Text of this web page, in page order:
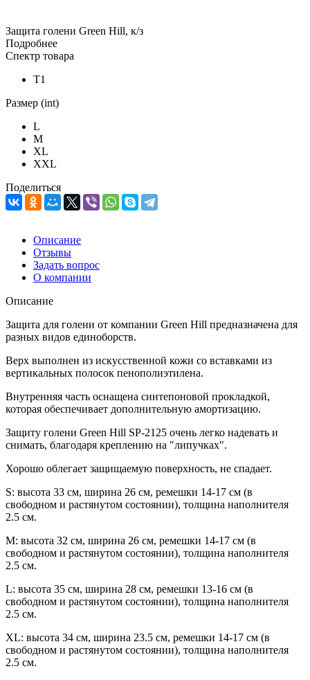
Защита голени Green Hill, к/з
Подробнее
Спектр товара
Т1
Размер (int)
L
M
XL
XXL
Поделиться
Описание
Отзывы
Задать вопрос
О компании
Описание
Защита для голени от компании Green Hill предназначена для
разных видов единоборств.
Верх выполнен из искусственной кожи со вставками из
вертикальных полосок пенополиэтилена.
Внутренняя часть оснащена синтепоновой прокладкой,
которая обеспечивает дополнительную амортизацию.
Защиту голени Green Hill SP-2125 очень легко надевать и
снимать, благодаря креплению на "липучках".
Хорошо облегает защищаемую поверхность, не спадает.
S: высота 33 см, ширина 26 см, ремешки 14-17 см (в
свободном и растянутом состоянии), толщина наполнителя
2.5 см.
M: высота 32 см, ширина 26 см, ремешки 14-17 см (в
свободном и растянутом состоянии), толщина наполнителя
2.5 см.
L: высота 35 см, ширина 28 см, ремешки 13-16 см (в
свободном и растянутом состоянии), толщина наполнителя
2.5 см.
XL: высота 34 см, ширина 23.5 см, ремешки 14-17 см (в
свободном и растянутом состоянии), толщина наполнителя
2.5 см.